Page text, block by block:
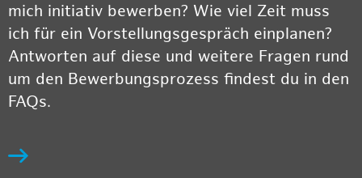
mich initiativ bewerben? Wie viel Zeit muss
ich für ein Vorstellungsgespräch einplanen?
Antworten auf diese und weitere Fragen rund
um den Bewerbungsprozess findest du in den
FAQs.